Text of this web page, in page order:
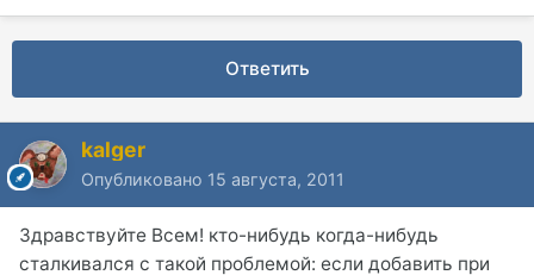
Ответить
kalger
Опубликовано 15 августа, 2011
Здравствуйте Всем! кто-нибудь когда-нибудь
сталкивался с такой проблемой: если добавить при